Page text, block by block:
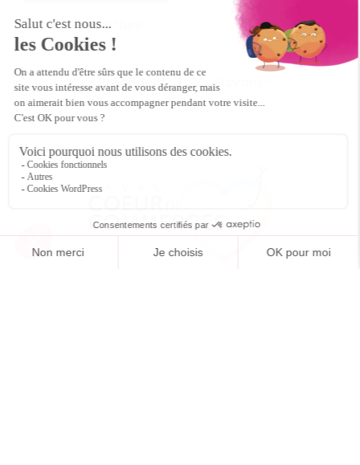
Atelier Coiffure
<- Précédent 1 2 Suivant ->